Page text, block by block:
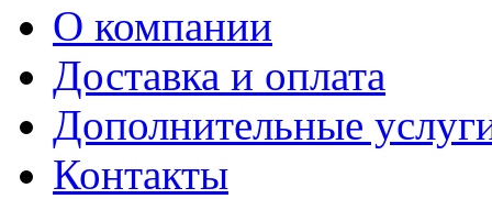
О компании
Доставка и оплата
Дополнительные
Контакты